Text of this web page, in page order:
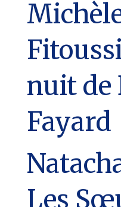
nuit de
Fayard
Les